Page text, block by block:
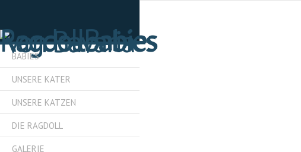
BABIES
UNSERE KATER
UNSERE KATZEN
DIE RAGDOLL
GALERIE